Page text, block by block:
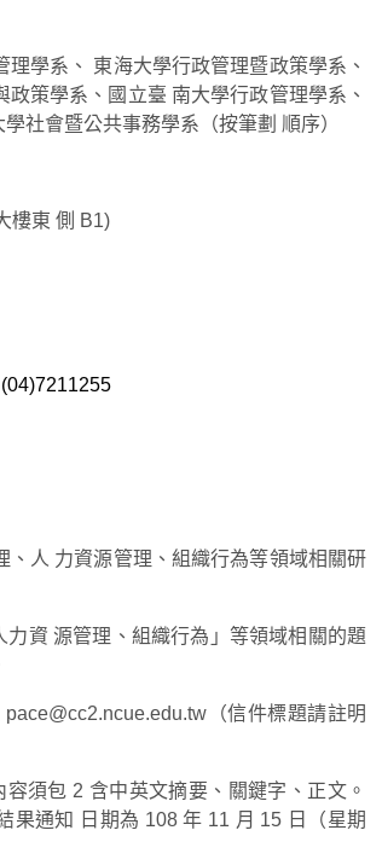
學系、 東海大學行政管理暨政策學系、
策學系、國立臺 南大學行政管理學系、
社會暨公共事務學系（按筆劃 順序）
樓東 側 B1)
人 力資源管理、組織行為等領域相關研
資 源管理、組織行為」等領域相關的題
（信件標題請註明
須包 2 含中英文摘要、關鍵字、正文。
果通知 日期為 108 年 11 月 15 日（星期